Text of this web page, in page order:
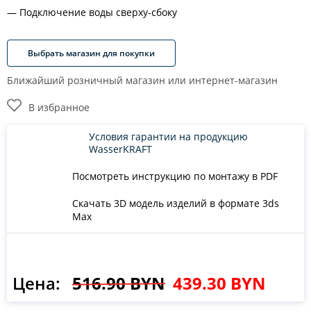
Подключение воды сверху-сбоку
Выбрать магазин для покупки
Ближайший розничный магазин или интернет-магазин
В избранное
Посмотреть инструкцию по монтажу в PDF
Скачать 3D модель изделий в формате 3ds
Max
Условия гарантии на продукцию
WasserKRAFT
Цена: 516.90 BYN 439.30 BYN